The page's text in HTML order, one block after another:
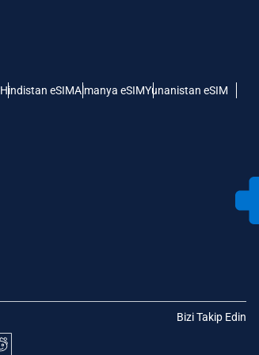
Hindistan eSIMAlmanya eSIMYunanistan eSIM
Bizi Takip Edin